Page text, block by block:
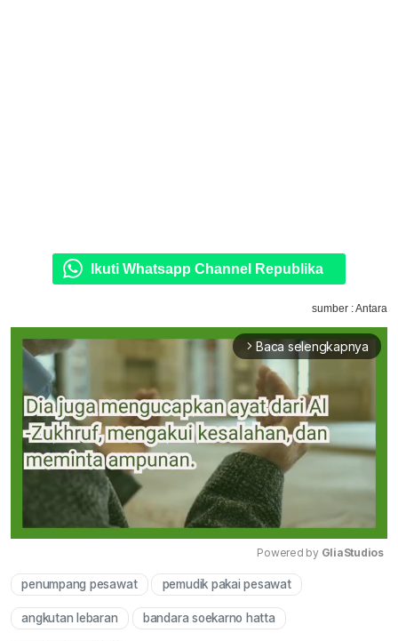
Ikuti Whatsapp Channel Republika
sumber : Antara
arrow_forward_ios Baca selengkapnya
Powered by GliaStudios
penumpang pesawat pemudik pakai pesawat
angkutan lebaran bandara soekarno hatta